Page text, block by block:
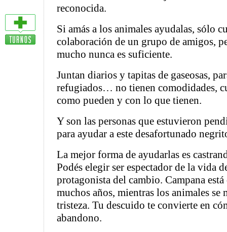
reconocida.
Si amás a los animales ayudalas, sólo
colaboración de un grupo de amigos,
mucho nunca es suficiente.
Juntan diarios y tapitas de gaseosas,
refugiados… no tienen comodidades,
como pueden y con lo que tienen.
Y son las personas que estuvieron
para ayudar a este desafortunado
La mejor forma de ayudarlas es
Podés elegir ser espectador de la vida
protagonista del cambio. Campana
muchos años, mientras los animales se
tristeza. Tu descuido te convierte en
abandono.